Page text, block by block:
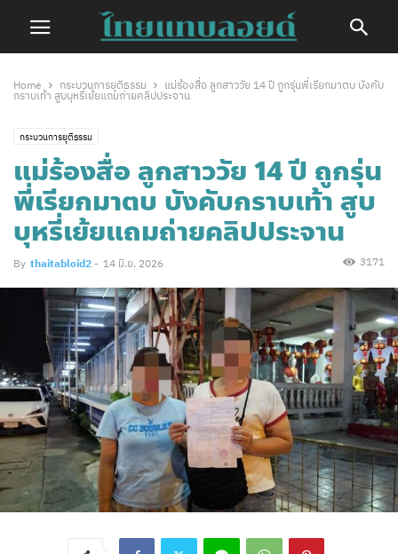
Home กระบวนการยุติธรรม
แม่ร้องสื่อ ลูกสาววัย 14 ปี ถูกรุ่นพี่เรียกมาตบ บังคับ
กราบเท้า สูบบุหรี่เย้ยแถมถ่ายคลิปประจาน
กระบวนการยุติธรรม
แม่ร้องสื่อ ลูกสาววัย 14 ปี ถูกรุ่น
พี่เรียกมาตบ บังคับกราบเท้า สูบ
บุหรี่เย้ยแถมถ่ายคลิปประจาน
By thaitabloid2 - 14 มิ.ย. 2026 3171